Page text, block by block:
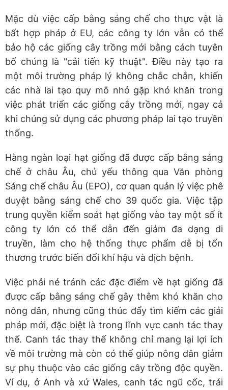
Mặc dù việc cấp bằng sáng chế cho thực vật là
bất hợp pháp ở EU, các công ty lớn vẫn có thể
bảo hộ các giống cây trồng mới bằng cách tuyên
bố chúng là "cải tiến kỹ thuật". Điều này tạo ra
một môi trường pháp lý không chắc chắn, khiến
các nhà lai tạo quy mô nhỏ gặp khó khăn trong
việc phát triển các giống cây trồng mới, ngay cả
khi chúng sử dụng các phương pháp lai tạo truyền
thống.
Hàng ngàn loại hạt giống đã được cấp bằng sáng
chế ở châu Âu, chủ yếu thông qua Văn phòng
Sáng chế châu Âu (EPO), cơ quan quản lý việc phê
duyệt bằng sáng chế cho 39 quốc gia. Việc tập
trung quyền kiểm soát hạt giống vào tay một số ít
công ty lớn có thể dẫn đến giảm đa dạng di
truyền, làm cho hệ thống thực phẩm dễ bị tổn
thương trước biến đổi khí hậu và dịch bệnh.
Việc phải né tránh các đặc điểm về hạt giống đã
được cấp bằng sáng chế gây thêm khó khăn cho
nông dân, nhưng cũng thúc đẩy tìm kiếm các giải
pháp mới, đặc biệt là trong lĩnh vực canh tác thay
thế. Canh tác thay thế không chỉ mang lại lợi ích
về môi trường mà còn có thể giúp nông dân giảm
sự phụ thuộc vào các giống cây trồng độc quyền.
Ví dụ, ở Anh và xứ Wales, canh tác ngũ cốc, trái